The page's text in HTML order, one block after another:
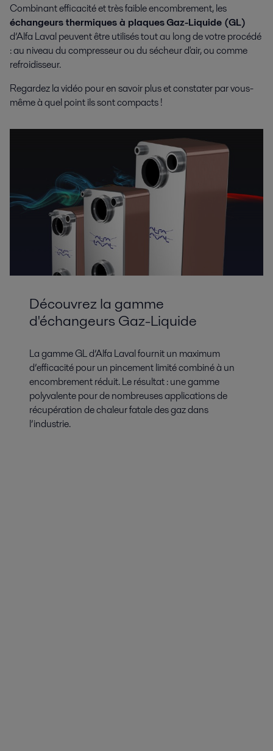
Combinant efficacité et très faible encombrement, les
échangeurs thermiques à plaquesGaz-Liquide (GL)
d’Alfa Laval peuvent être utilisés tout au long de votre procédé
: au niveau du compresseur ou du sécheur d'air, ou comme
refroidisseur.
Regardez la vidéo pour en savoir plus et constater par vous-
même à quel point ils sont compacts !
Découvrez la gamme
d'échangeurs Gaz-Liquide
La gamme GL d’Alfa Laval fournit un maximum
d’efficacité pour un pincement limité combiné à un
encombrement réduit. Le résultat : une gamme
polyvalente pour de nombreuses applications de
récupération de chaleur fatale des gaz dans
l’industrie.